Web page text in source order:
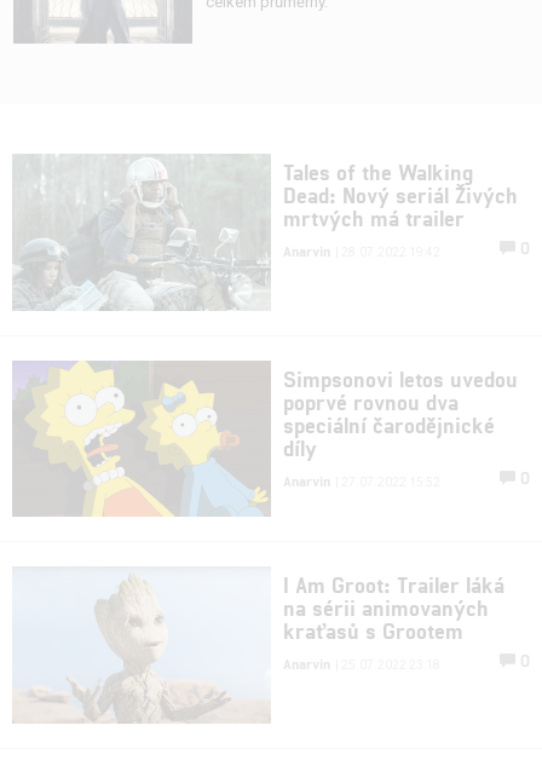
Tales of the Walking
Dead: Nový seriál Živých
mrtvých má trailer
Anarvin 0
Simpsonovi letos uvedou
poprvé rovnou dva
speciální čarodějnické
díly
Anarvin 0
I Am Groot: Trailer láká
na sérii animovaných
kraťasů s Grootem
Anarvin 0